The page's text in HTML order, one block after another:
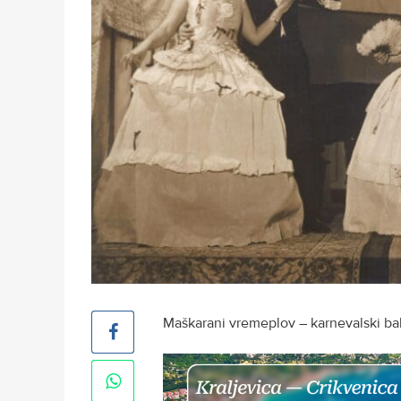
Maškarani vremeplov – karnevalski